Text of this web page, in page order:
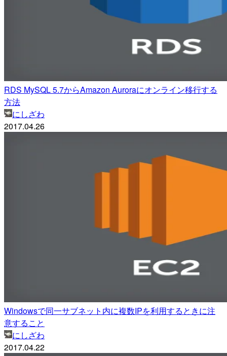
RDS MySQL 5.7からAmazon Auroraにオンライン移行する
方法
にしざわ
2017.04.26
Windowsで同一サブネット内に複数IPを利用するときに注
意すること
にしざわ
2017.04.22